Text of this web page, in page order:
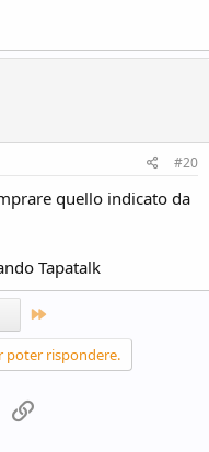
#20
quello indicato da
Tapatalk
Ultimo
poter rispondere.
mailLink